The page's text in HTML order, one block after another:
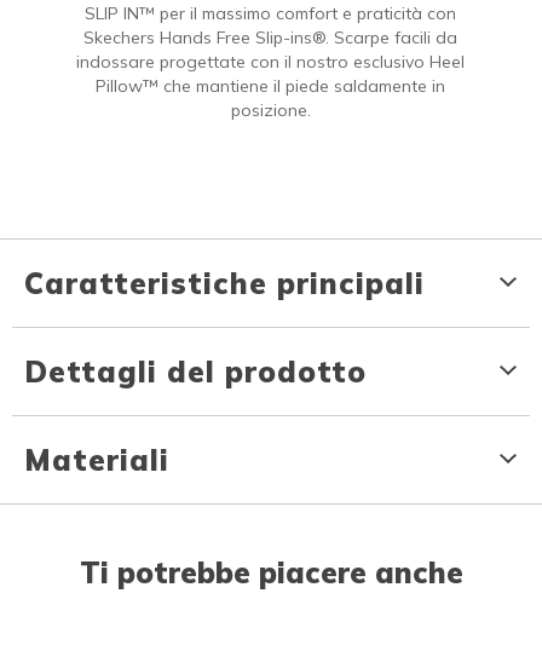
SLIP IN™ per il massimo comfort e praticità con
Skechers Hands Free Slip-ins®. Scarpe facili da
indossare progettate con il nostro esclusivo Heel
Pillow™ che mantiene il piede saldamente in
posizione.
Caratteristiche principali
Dettagli del prodotto
Materiali
Ti potrebbe piacere anche